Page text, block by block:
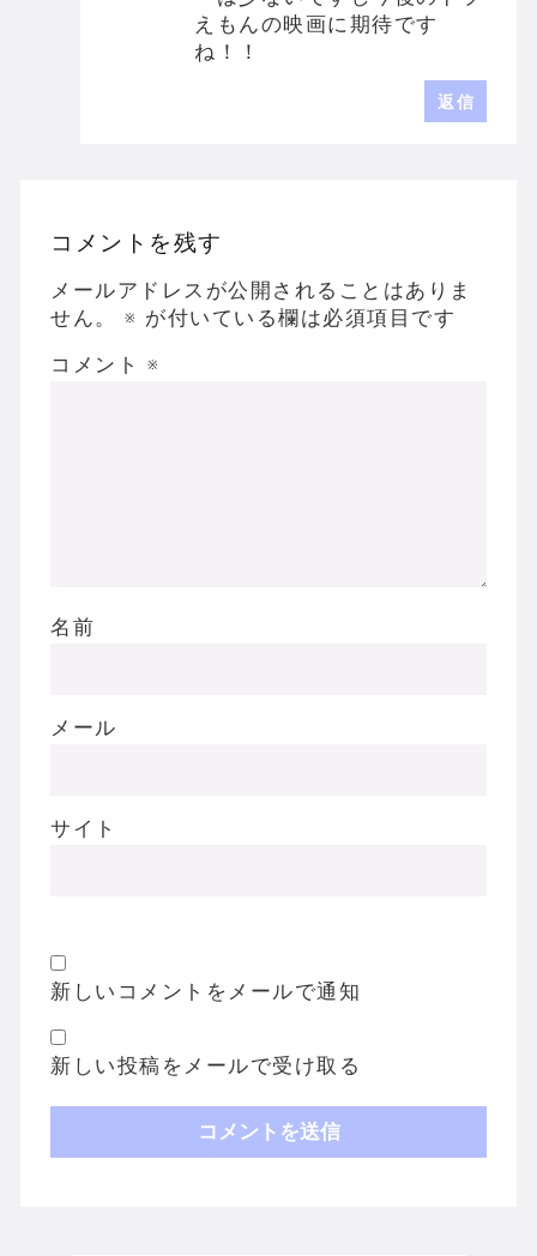
えもんの映画に期待です
ね！！
返信
コメントを残す
メールアドレスが公開されることはありま
せん。
※ が付いている欄は必須項目です
コメント ※
名前
メール
サイト
新しいコメントをメールで通知
新しい投稿をメールで受け取る